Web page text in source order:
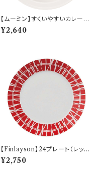
【ムーミン】すくいやすいカレー皿
（ムーミン）【MM9000】MM9
001-320
¥2,640
【Finlayson】24プレート（レッ
ド）【コロナ】
¥2,750